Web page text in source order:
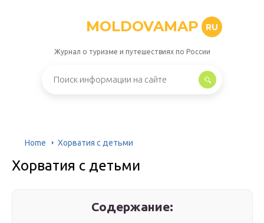
MOLDOVAMAP RU
Журнал о туризме и путешествиях по России
Home Хорватия с детьми
Хорватия с детьми
Содержание: